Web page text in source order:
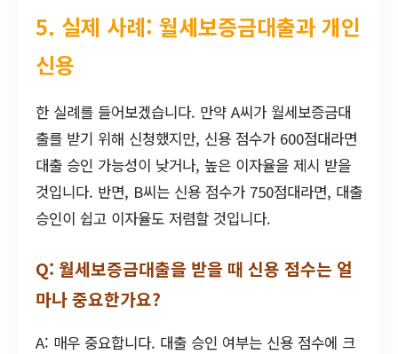
5. 실제 사례: 월세보증금대출과 개인
신용
한 실례를 들어보겠습니다. 만약 A씨가 월세보증금대
출를 받기 위해 신청했지만, 신용 점수가 600점대라면
대출 승인 가능성이 낮거나, 높은 이자율을 제시 받을
것입니다. 반면, B씨는 신용 점수가 750점대라면, 대출
승인이 쉽고 이자율도 저렴할 것입니다.
Q: 월세보증금대출을 받을 때 신용 점수는 얼
마나 중요한가요?
A: 매우 중요합니다. 대출 승인 여부는 신용 점수에 크